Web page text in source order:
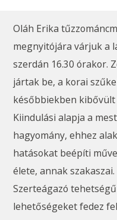
Oláh Erika
megnyitójára várjuk a
szerdán 16.30 órakor.
jártak be, a korai
későbbiekben kibővült
Kiindulási alapja a
hagyomány, ehhez
hatásokat beépíti
élete, annak szakaszai.
Szerteágazó
lehetőségeket fedez